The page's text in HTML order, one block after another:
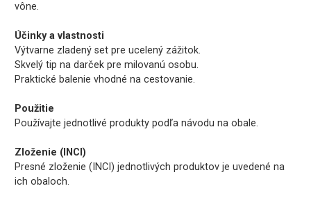
vône.
Účinky a vlastnosti
Výtvarne zladený set pre ucelený zážitok.
Skvelý tip na darček pre milovanú osobu.
Praktické balenie vhodné na cestovanie.
Použitie
Používajte jednotlivé produkty podľa návodu na obale.
Zloženie (INCI)
Presné zloženie (INCI) jednotlivých produktov je uvedené na
ich obaloch.